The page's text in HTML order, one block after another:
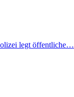
legt öffentliche…